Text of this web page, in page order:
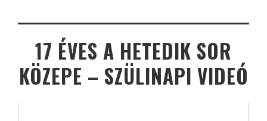
17 ÉVES A HETEDIK SOR
KÖZEPE – SZÜLINAPI VIDEÓ